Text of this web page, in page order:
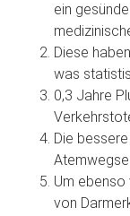
ein
Diese
was
0,3 Jahre
Die
Um ebenso
von